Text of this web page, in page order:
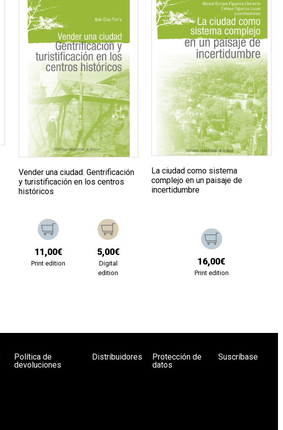
Vender una ciudad. Gentrificación
y turistificación en los centros
históricos
11,00€
Print edition
5,00€
Digital
edition
La ciudad como sistema
complejo en un paisaje de
incertidumbre
16,00€
Print edition
Política de
devoluciones
Distribuidores
Protección de
datos
Suscríbase